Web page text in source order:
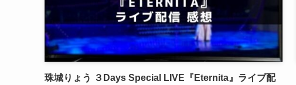
珠城りょう ３Days Special LIVE『Eternita』ライブ配